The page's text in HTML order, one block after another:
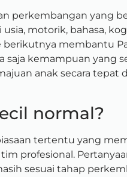
perkembangan yang
motorik, bahasa,
berikutnya membantu
kemampuan yang
anak secara tepat
normal?
tertentu yang
profesional.
sesuai tahap